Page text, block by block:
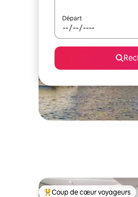
Départ
Coup de cœur voyageurs